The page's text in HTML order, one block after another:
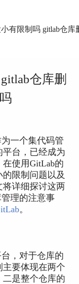
有限制吗 gitlab仓
仓库删
一个集代码管
台，已经成为
使用GitLab的
限制问题以及
详细探讨这两
理的注意事
。
，对于仓库的
要体现在两个
是整个仓库的